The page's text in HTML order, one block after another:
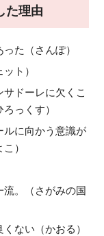
た理由
た（さんぽ）
ト）
ドーレに欠くこ
っくす）
に向かう意識が
）
。（さがみの国
ない（かおる）